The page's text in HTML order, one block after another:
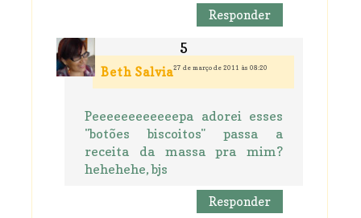
Responder
Beth Salvia27 de março de 2011 às 08:20
Peeeeeeeeeeeepa adorei esses
"botões biscoitos" passa a
receita da massa pra mim?
hehehehe, bjs
Responder